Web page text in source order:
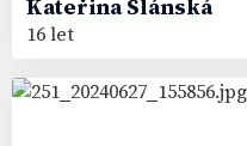
KateřinaSlánská
16 let